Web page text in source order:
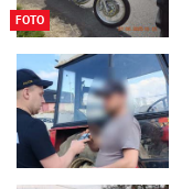
FOTO